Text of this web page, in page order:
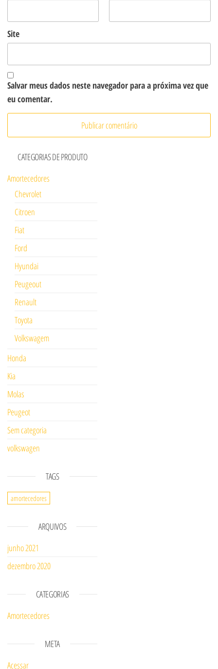
Site
Salvar meus dados neste navegador para a próxima vez que
eu comentar.
CATEGORIAS DE PRODUTO
Amortecedores
Chevrolet
Citroen
Fiat
Ford
Hyundai
Peugeout
Renault
Toyota
Volkswagem
Honda
Kia
Molas
Peugeot
Sem categoria
volkswagen
TAGS
amortecedores
ARQUIVOS
junho 2021
dezembro 2020
CATEGORIAS
Amortecedores
META
Acessar